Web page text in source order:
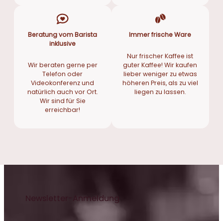
Beratung vom Barista
inklusive
Wir beraten gerne per
Telefon oder
Videokonferenz und
natürlich auch vor Ort.
Wir sind für Sie
erreichbar!
Immer frische Ware
Nur frischer Kaffee ist
guter Kaffee! Wir kaufen
lieber weniger zu etwas
höheren Preis, als zu viel
liegen zu lassen.
Newsletter-Anmeldung